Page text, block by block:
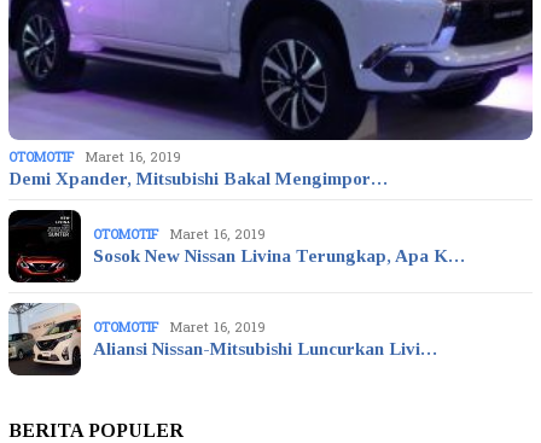
OTOMOTIF Maret 16, 2019
Demi Xpander, Mitsubishi Bakal Mengimpor…
OTOMOTIF Maret 16, 2019
Sosok New Nissan Livina Terungkap, Apa K…
OTOMOTIF Maret 16, 2019
Aliansi Nissan-Mitsubishi Luncurkan Livi…
BERITA POPULER